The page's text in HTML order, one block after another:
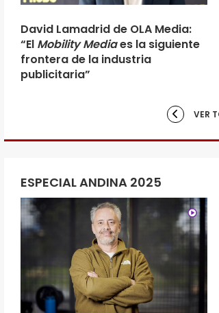
David Lamadrid de OLA Media:
“El Mobility Mediaes la siguiente
frontera de la industria
publicitaria”
VER
ESPECIAL ANDINA 2025